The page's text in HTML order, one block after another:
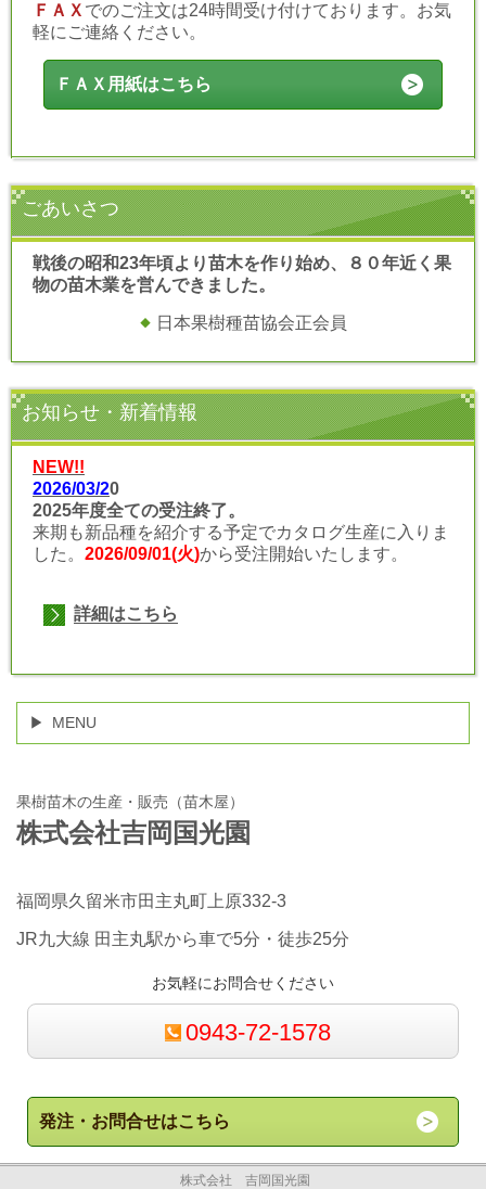
ＦＡＸ でのご注文は24時間受け付けております。お気
軽にご連絡ください。
ＦＡＸ用紙はこちら
ごあいさつ
戦後の昭和23年頃より苗木を作り始め、８０年近く果
物の苗木業を営んできました。
日本果樹種苗協会正会員
お知らせ・新着情報
NEW!!
2026/03/20
2025年度全ての受注終了。
来期も新品種を紹介する予定でカタログ生産に入りま
した。 2026/09/01(火)から受注開始いたします。
詳細はこちら
MENU
果樹苗木の生産・販売（苗木屋）
株式会社吉岡国光園
福岡県久留米市田主丸町上原332-3
JR九大線 田主丸駅から車で5分・徒歩25分
お気軽にお問合せください
0943-72-1578
発注・お問合せはこちら
株式会社 吉岡国光園